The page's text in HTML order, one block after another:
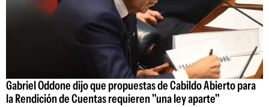
Gabriel Oddone dijo que propuestas de Cabildo Abierto para
la Rendición de Cuentas requieren "una ley aparte"